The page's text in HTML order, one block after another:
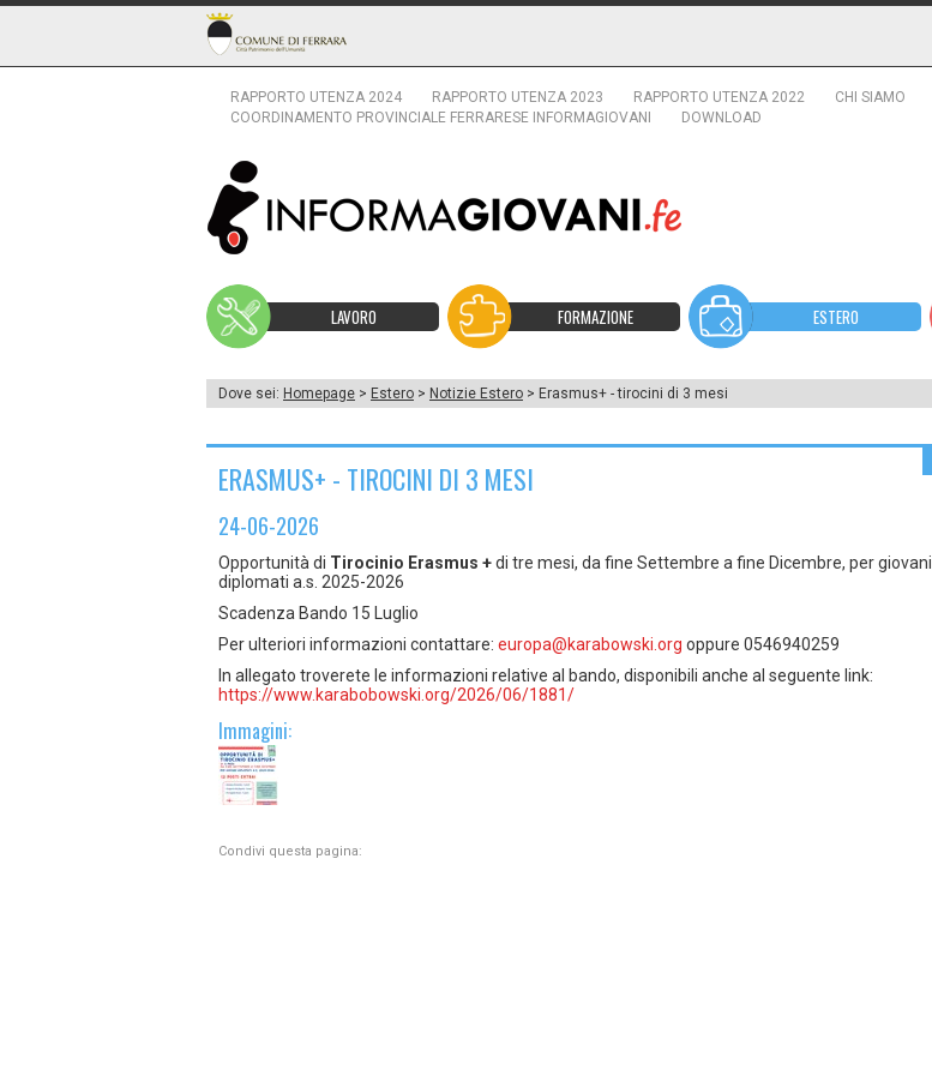
RAPPORTO UTENZA 2024 RAPPORTO UTENZA 2023 RAPPORTO UTENZA 2022 CHI SIAMO
COORDINAMENTO PROVINCIALE FERRARESE INFORMAGIOVANI
DOWNLOAD
LAVORO FORMAZIONE ESTERO
Dove sei: Homepage > Estero > Notizie Estero > Erasmus+ - tirocini di 3 mesi
ERASMUS+ - TIROCINI DI 3 MESI
24-06-2026
Opportunità di Tirocinio Erasmus +di tre mesi, da fine Settembre a fine Dicembre, per giovani
diplomati a.s. 2025-2026
Scadenza Bando 15 Luglio
Per ulteriori informazioni contattare: europa@karabowski.org oppure 0546940259
In allegato troverete le informazioni relative al bando, disponibili anche al seguente link:
https://www.karabobowski.org/2026/06/1881/
Immagini:
Condivi questa pagina: